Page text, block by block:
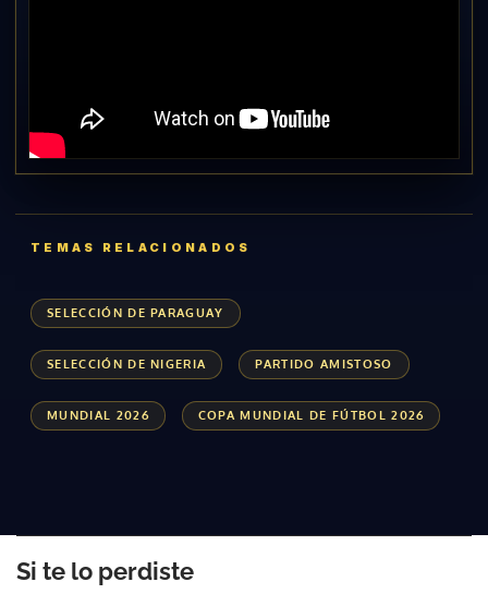
TEMAS RELACIONADOS
SELECCIÓN DE PARAGUAY
SELECCIÓN DE NIGERIA PARTIDO AMISTOSO
MUNDIAL 2026 COPA MUNDIAL DE FÚTBOL 2026
Si te lo perdiste